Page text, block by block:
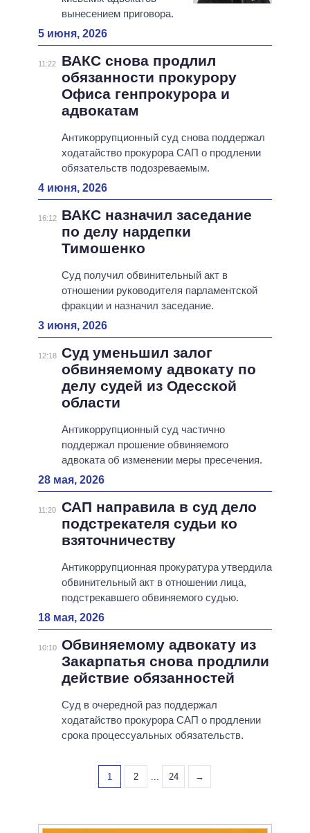
вынесением приговора.
5 июня, 2026
11:22
ВАКС снова продлил
обязанности прокурору
Офиса генпрокурора и
адвокатам
Антикоррупционный суд снова поддержал
ходатайство прокурора САП о продлении
обязательств подозреваемым.
4 июня, 2026
16:12
ВАКС назначил заседание
по делу нардепки
Тимошенко
Суд получил обвинительный акт в
отношении руководителя парламентской
фракции и назначил заседание.
3 июня, 2026
12:18 Суд уменьшил залог
обвиняемому адвокату по
делу судей из Одесской
области
Антикоррупционный суд частично
поддержал прошение обвиняемого
адвоката об изменении меры пресечения.
28 мая, 2026
11:20
САП направила в суд дело
подстрекателя судьи ко
взяточничеству
Антикоррупционная прокуратура утвердила
обвинительный акт в отношении лица,
подстрекавшего обвиняемого судью.
18 мая, 2026
10:10 Обвиняемому адвокату из
Закарпатья снова продлили
действие обязанностей
Суд в очередной раз поддержал
ходатайство прокурора САП о продлении
срока процессуальных обязательств.
1 2 ... 24 →